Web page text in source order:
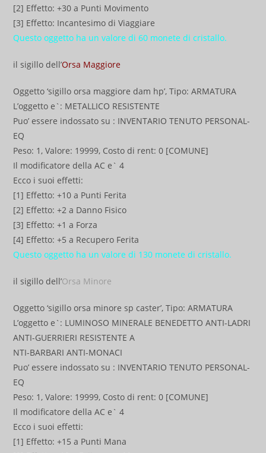
[2] Effetto: +30 a Punti Movimento
[3] Effetto: Incantesimo di Viaggiare
Questo oggetto ha un valore di 60 monete di cristallo.
il sigillo dell’Orsa Maggiore
Oggetto ‘sigillo orsa maggiore dam hp’, Tipo: ARMATURA
L’oggetto e`: METALLICO RESISTENTE
Puo’ essere indossato su : INVENTARIO TENUTO PERSONAL-
EQ
Peso: 1, Valore: 19999, Costo di rent: 0 [COMUNE]
Il modificatore della AC e` 4
Ecco i suoi effetti:
[1] Effetto: +10 a Punti Ferita
[2] Effetto: +2 a Danno Fisico
[3] Effetto: +1 a Forza
[4] Effetto: +5 a Recupero Ferita
Questo oggetto ha un valore di 130 monete di cristallo.
il sigillo dell’Orsa Minore
Oggetto ‘sigillo orsa minore sp caster’, Tipo: ARMATURA
L’oggetto e`: LUMINOSO MINERALE BENEDETTO ANTI-LADRI
ANTI-GUERRIERI RESISTENTE A
NTI-BARBARI ANTI-MONACI
Puo’ essere indossato su : INVENTARIO TENUTO PERSONAL-
EQ
Peso: 1, Valore: 19999, Costo di rent: 0 [COMUNE]
Il modificatore della AC e` 4
Ecco i suoi effetti:
[1] Effetto: +15 a Punti Mana